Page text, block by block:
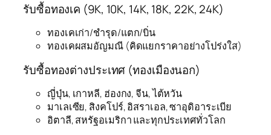
รับซื้อทองเค (9K, 10K, 14K, 18K, 22K, 24K)
ทองเคเก่า/ชำรุด/แตก/บิ่น
ทองเคผสมอัญมณี (คิดแยกราคาอย่างโปร่งใส)
รับซื้อทองต่างประเทศ (ทองเมืองนอก)
ญี่ปุ่น, เกาหลี, ฮ่องกง, จีน, ไต้หวัน
มาเลเซีย, สิงคโปร์, อิสราเอล, ซาอุดิอาระเบีย
อิตาลี, สหรัฐอเมริกา และทุกประเทศทั่วโลก